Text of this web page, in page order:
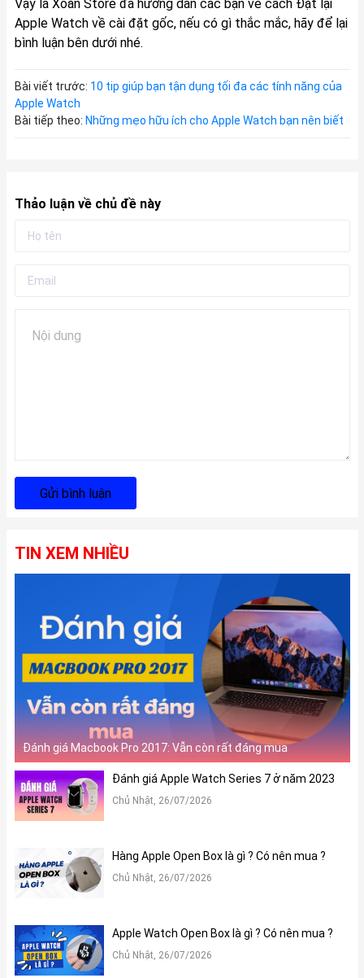
Vậy là Xoăn Store đã hướng dẫn các bạn về cách Đặt lại
Apple Watch về cài đặt gốc, nếu có gì thắc mắc, hãy để lại
bình luận bên dưới nhé.
Bài viết trước: 10 tip giúp bạn tận dụng tối đa các tính năng của
Apple Watch
Bài tiếp theo: Những mẹo hữu ích cho Apple Watch bạn nên biết
Thảo luận về chủ đề này
Gửi bình luận
TIN XEM NHIỀU
Đánh giá Macbook Pro 2017: Vẫn còn rất đáng mua
Đánh giá Apple Watch Series 7 ở năm 2023
Chủ Nhật, 26/07/2026
Hàng Apple Open Box là gì ? Có nên mua ?
Chủ Nhật, 26/07/2026
Apple Watch Open Box là gì ? Có nên mua ?
Chủ Nhật, 26/07/2026